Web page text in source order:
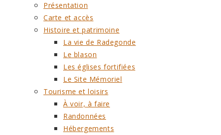
Présentation
Carte et accès
Histoire et patrimoine
La vie de Radegonde
Le blason
Les églises fortifiées
Le Site Mémoriel
Tourisme et loisirs
À voir, à faire
Randonnées
Hébergements